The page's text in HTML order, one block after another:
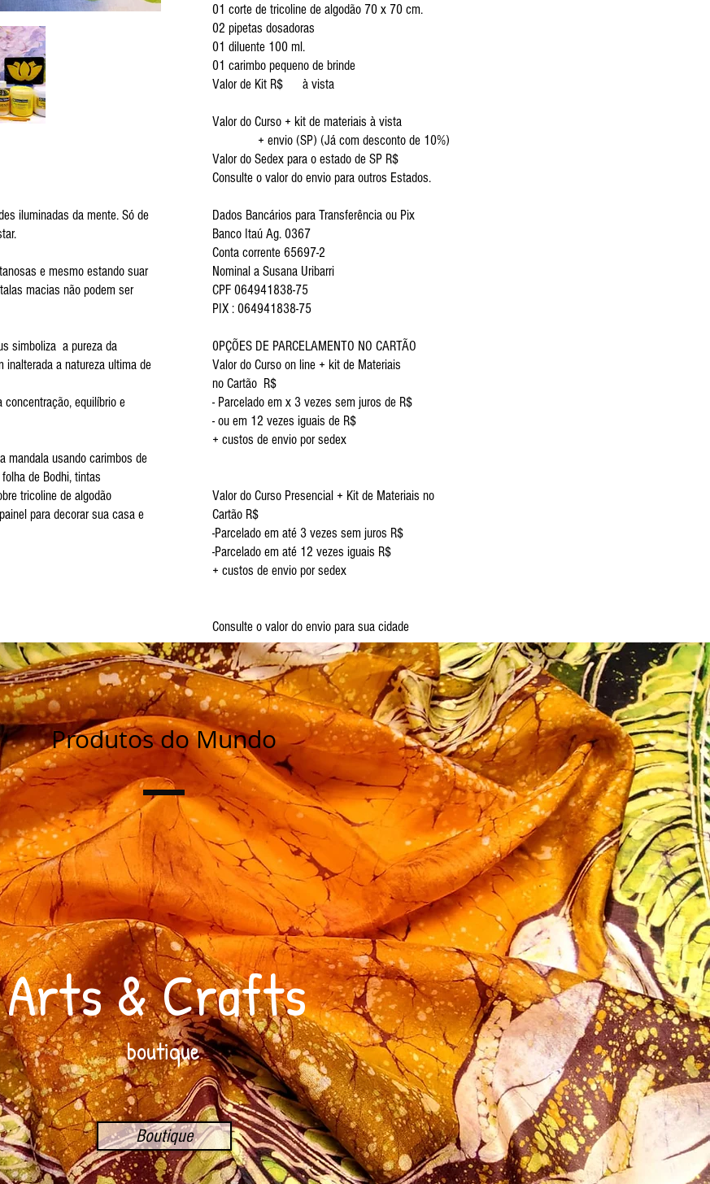
iluminadas da mente. Só de
e mesmo estando suar
macias não podem ser
simboliza a pureza da
a natureza ultima de
concentração, equilíbrio e
mandala usando carimbos de
de Bodhi, tintas
tricoline de algodão
para decorar sua casa e
01 corte de tricoline de algodão 70 x 70 cm.
02 pipetas dosadoras
01 diluente 100 ml.
01 carimbo pequeno de brinde
Valor de Kit R$ à vista
Valor do Curso + kit de materiais à vista
+ envio (SP) (Já com desconto de 10%)
Valor do Sedex para o estado de SP R$
Consulte o valor do envio para outros Estados.
Dados Bancários para Transferência ou Pix
Banco Itaú Ag. 0367
Conta corrente 65697-2
Nominal a Susana Uribarri
CPF 064941838-75
PIX : 064941838-75
0PÇÕES DE PARCELAMENTO NO CARTÃO
Valor do Curso on line + kit de Materiais
no Cartão R$
- Parcelado em x 3 vezes sem juros de R$
- ou em 12 vezes iguais de R$
+ custos de envio por sedex
Valor do Curso Presencial + Kit de Materiais no
Cartão R$
-Parcelado em até 3 vezes sem juros R$
-Parcelado em até 12 vezes iguais R$
+ custos de envio por sedex
Consulte o valor do envio para sua cidade
Produtos do Mundo
Arts & Crafts
boutique
Boutique